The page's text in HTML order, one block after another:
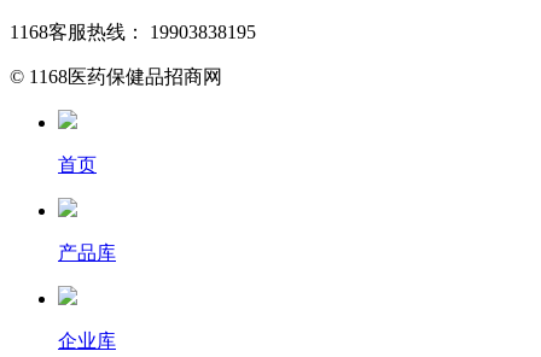
1168客服热线： 19903838195
© 1168医药保健品招商网
首页
产品库
企业库